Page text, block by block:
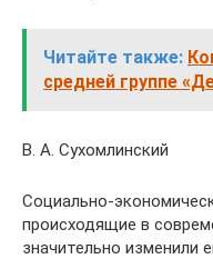
Читайте также:
средней группе
В. А. Сухомлинский
Социально-
происходящие в
значительно изменили